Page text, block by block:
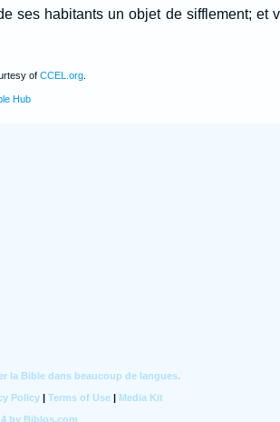
ses habitants un objet de sifflement; et
of CCEL.org
Hub